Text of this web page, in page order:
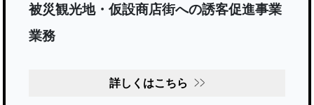
被災観光地・仮設商店街への誘客促進事業
業務
詳しくはこちら